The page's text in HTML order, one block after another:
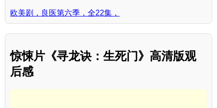
欧美剧，良医第六季，全22集，
惊悚片《寻龙诀：生死门》高清版观
后感